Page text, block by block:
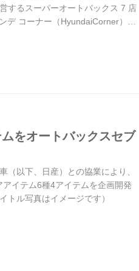
するスーパーオートバックス 7 店
デ コーナー（HyundaiCorner）」
るのか、詳細を見てみよう。
をオートバックスセブ
（以下、日産）との協業により、
イテム6種4アイテムを企画開発
トル写真はイメージです）